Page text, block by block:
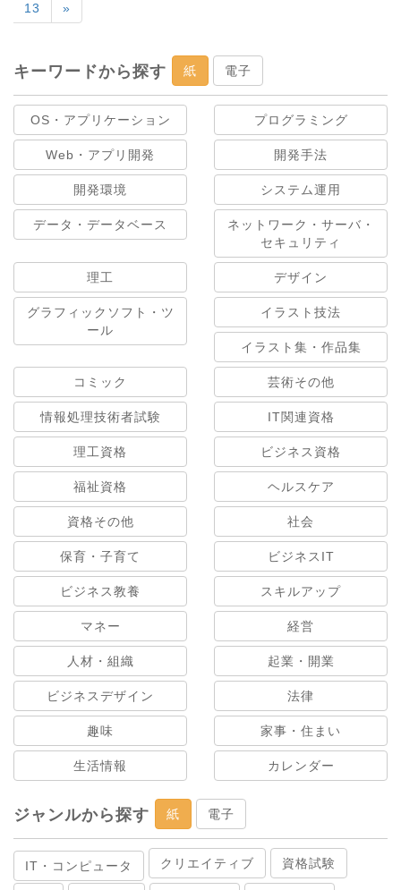
13 »
キーワードから探す 紙 電子
OS・アプリケーション プログラミング
Web・アプリ開発 開発手法
開発環境 システム運用
データ・データベース
ネットワーク・サーバ・
セキュリティ
理工 デザイン
グラフィックソフト・ツ
ール
イラスト技法
イラスト集・作品集
コミック 芸術その他
情報処理技術者試験 IT関連資格
理工資格 ビジネス資格
福祉資格 ヘルスケア
資格その他 社会
保育・子育て ビジネスIT
ビジネス教養 スキルアップ
マネー 経営
人材・組織 起業・開業
ビジネスデザイン 法律
趣味 家事・住まい
生活情報 カレンダー
ジャンルから探す 紙 電子
IT・コンピュータ クリエイティブ 資格試験